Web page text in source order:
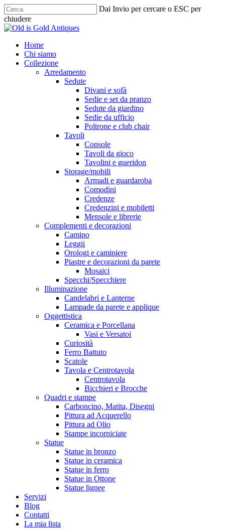
Skip
to
main
Dai Invio per cercare o ESC per
chiudere
Chiudi
cerca
Menu
Home
Chi siamo
Collezione
Arredamento
Sedute
Divani e sofà
Sedie e set da pranzo
Sedute da giardino
Sedie da ufficio
Poltrone e club chair
Tavoli
Console
Tavoli da gioco
Tavolini e gueridon
Storage/mobili
Armadi e guardaroba
Comodini
Credenze
Credenzini e mobiletti
Mensole e librerie
Complementi e decorazioni
Camino
Leggii
Orologi e caminiere
Piastre e decorazioni da parete
Mosaici
Specchi/Specchiere
Illuminazione
Candelabri e Lanterne
Lampade da parete e applique
Oggettistica
Ceramica e Porcellana
Vasi e Versatoi
Curiosità
Ferro Battuto
Scatole
Tavola e Centrotavola
Centrotavola
Bicchieri e Brocche
Quadri e stampe
Carboncino, Matita, Disegni
Pittura ad Acquerello
Pittura ad Olio
Stampe incorniciate
Statue
Statue in bronzo
Statue in ceramica
Statue in ferro
Statue in Ottone
Statue lignee
Servizi
Blog
Contatti
La mia lista